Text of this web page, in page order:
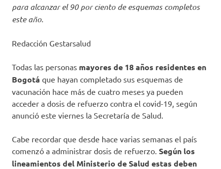
para alcanzar el 90 por ciento de esquemas completos
este año.
Redacción Gestarsalud
Todas las personas mayores de 18 años residentes en
Bogotá que hayan completado sus esquemas de
vacunación hace más de cuatro meses ya pueden
acceder a dosis de refuerzo contra el covid-19, según
anunció este viernes la Secretaría de Salud.
Cabe recordar que desde hace varias semanas el país
comenzó a administrar dosis de refuerzo. Según los
lineamientos del Ministerio de Salud estas deben